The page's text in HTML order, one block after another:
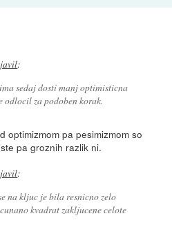
:
sedaj dosti manj optimisticna
odlocil za podoben korak.
optimizmom pa pesimizmom so
pa groznih razlik ni.
:
na kljuc je bila resnicno zelo
kvadrat zakljucene celote